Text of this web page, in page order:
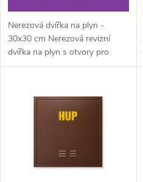
d
u
d
u
Nerezová dvířka na plyn -
30x30 cm Nerezová revizní
dvířka na plyn s otvory pro
odvětrání. Dvířka na plyn jsou...